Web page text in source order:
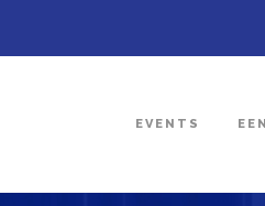
EVENTS EEN